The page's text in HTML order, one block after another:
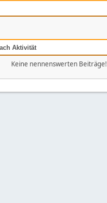
Aktivität
Keine nennenswerten Beiträge!